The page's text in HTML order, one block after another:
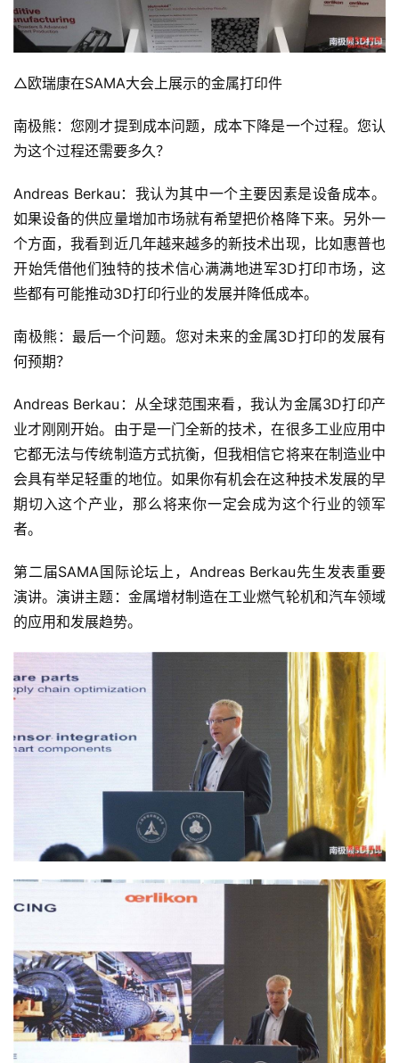
△欧瑞康在SAMA大会上展示的金属打印件
南极熊：您刚才提到成本问题，成本下降是一个过程。您认
为这个过程还需要多久？
Andreas Berkau：我认为其中一个主要因素是设备成本。
如果设备的供应量增加市场就有希望把价格降下来。另外一
个方面，我看到近几年越来越多的新技术出现，比如惠普也
开始凭借他们独特的技术信心满满地进军3D打印市场，这
些都有可能推动3D打印行业的发展并降低成本。
南极熊：最后一个问题。您对未来的金属3D打印的发展有
何预期？
Andreas Berkau：从全球范围来看，我认为金属3D打印产
业才刚刚开始。由于是一门全新的技术，在很多工业应用中
它都无法与传统制造方式抗衡，但我相信它将来在制造业中
会具有举足轻重的地位。如果你有机会在这种技术发展的早
期切入这个产业，那么将来你一定会成为这个行业的领军
者。
第二届SAMA国际论坛上，Andreas Berkau先生发表重要
演讲。演讲主题：金属增材制造在工业燃气轮机和汽车领域
的应用和发展趋势。